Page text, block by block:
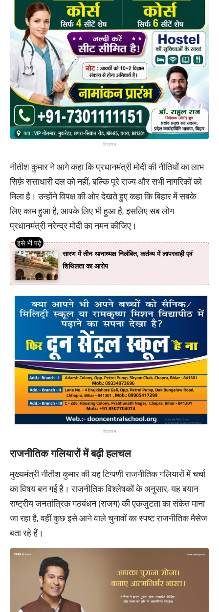
विज्ञापन
नीतीश कुमार ने आगे कहा कि प्रधानमंत्री मोदी की नीतियों का लाभ
सिर्फ़ सत्ताधारी दल को नहीं, बल्कि पूरे राज्य और सभी नागरिकों को
मिला है। उन्होंने विपक्ष की ओर देखते हुए कहा कि बिहार में सबके
लिए काम हुआ है, आपके लिए भी हुआ है, इसलिए सब लोग
प्रधानमंत्री नरेन्द्र मोदी का नमन कीजिए।
सारण में तीन थानाध्यक्ष निलंबित, कर्तव्य में लापरवाही एवं
शिथिलता का आरोप
विज्ञापन
राजनीतिक गलियारों में बढ़ी हलचल
मुख्यमंत्री नीतीश कुमार की यह टिप्पणी राजनीतिक गलियारों में चर्चा
का विषय बन गई है। राजनीतिक विश्लेषकों के अनुसार, यह बयान
राष्ट्रीय जनतांत्रिक गठबंधन (राजग) की एकजुटता का संकेत माना
जा रहा है, वहीं कुछ इसे आने वाले चुनावों का स्पष्ट राजनीतिक मैसेज
बता रहे हैं।